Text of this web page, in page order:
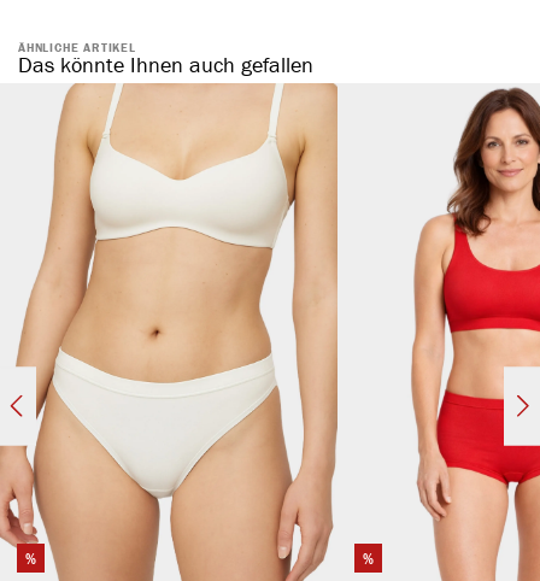
ÄHNLICHE ARTIKEL
Das könnte Ihnen auch gefallen
% %